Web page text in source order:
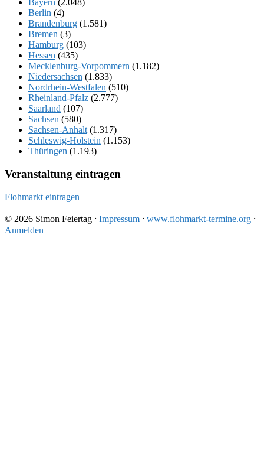
Bayern (2.048)
Berlin (4)
Brandenburg (1.581)
Bremen (3)
Hamburg (103)
Hessen (435)
Mecklenburg-Vorpommern (1.182)
Niedersachsen (1.833)
Nordrhein-Westfalen (510)
Rheinland-Pfalz (2.777)
Saarland (107)
Sachsen (580)
Sachsen-Anhalt(1.317)
Schleswig-Holstein (1.153)
Thüringen (1.193)
Veranstaltung eintragen
Flohmarkt eintragen
© 2026 Simon Feiertag ⸱ Impressum ⸱ www.flohmarkt-termine.org ⸱
Anmelden